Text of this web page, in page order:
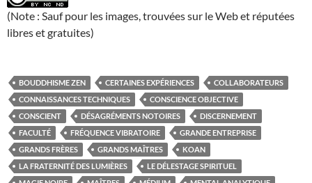
(Note : Sauf pour les images, trouvées sur le Web et réputées
libres et gratuites)
BOUDDHISME ZEN CERTAINES EXPÉRIENCES
COLLABORATEURS
CONNAISSANCES TECHNIQUES
CONSCIENCE OBJECTIVE
CONSCIENT
DÉSAGRÉMENTS NOTOIRES
DISCERNEMENT
FACULTÉ
FRÉQUENCE VIBRATOIRE
GRANDE ENTREPRISE
GRANDS FRÈRES
GRANDS MAÎTRES
KOAN
LA FRATERNITÉ DES LUMIÈRES
LE DÉLESTAGE SPIRITUEL